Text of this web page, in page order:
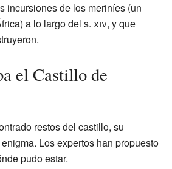
incursiones de los meriníes (un
a lo largo del s. xiv, y que
el Castillo de
restos del castillo, su
Los expertos han propuesto
pudo estar.